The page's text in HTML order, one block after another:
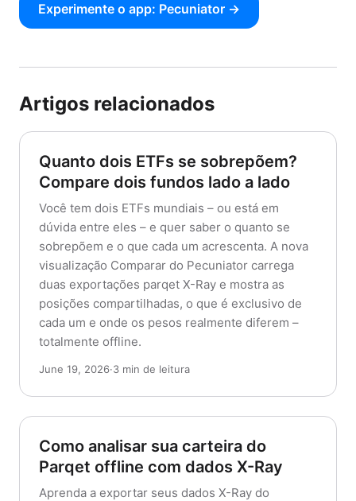
Experimente o app: Pecuniator →
Artigos relacionados
Quanto dois ETFs se sobrepõem?
Compare dois fundos lado a lado
Você tem dois ETFs mundiais – ou está em
dúvida entre eles – e quer saber o quanto se
sobrepõem e o que cada um acrescenta. A nova
visualização Comparar do Pecuniator carrega
duas exportações parqet X-Ray e mostra as
posições compartilhadas, o que é exclusivo de
cada um e onde os pesos realmente diferem –
totalmente offline.
June 19, 2026·3 min de leitura
Como analisar sua carteira do
Parqet offline com dados X-Ray
Aprenda a exportar seus dados X-Ray do